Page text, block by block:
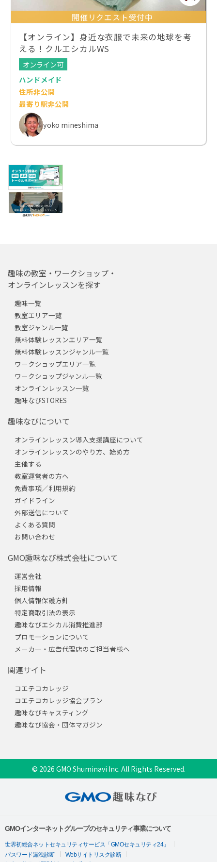
開催リクエスト受付中
【オンライン】身近な衣服で未来の地球を考
える！クルエシカルWS
オンライン可
ハンドメイド
住所非公開
最寄り駅非公開
yoko mineshima
趣味の教室・ワークショップ・
オンラインレッスンを探す
趣味一覧
教室エリア一覧
教室ジャンル一覧
無料体験レッスンエリア一覧
無料体験レッスンジャンル一覧
ワークショップエリア一覧
ワークショップジャンル一覧
オンラインレッスン一覧
趣味なびSTORES
趣味なびについて
オンラインレッスン導入支援講座について
オンラインレッスンのやり方、始め方
主催する
教室運営者の方へ
免責事項／利用規約
ガイドライン
外部送信について
よくある質問
お問い合わせ
GMO趣味なび株式会社について
運営会社
採用情報
個人情報保護方針
特定商取引法の表示
趣味なびエシカル消費推進部
プロモーションについて
メーカー・広告代理店のご担当者様へ
関連サイト
コエテコカレッジ
コエテコカレッジ協会プラン
趣味なびキャスティング
趣味なび協会・団体マガジン
© 2026 GMO Shuminavi Inc. All Rights Reserved.